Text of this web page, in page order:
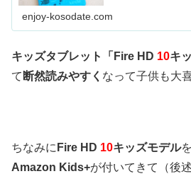
enjoy-kosodate.com
キッズタブレット「Fire HD 10キ
て 断然読みやすく なって子供も大喜
ちなみに Fire HD 10キッズモデル
Amazon Kids+が付いてきて（後述